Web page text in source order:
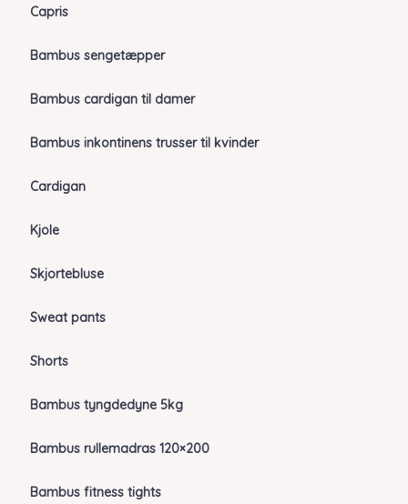
Capris
Bambus sengetæpper
Bambus cardigan til damer
Bambus inkontinens trusser til kvinder
Cardigan
Kjole
Skjortebluse
Sweat pants
Shorts
Bambus tyngdedyne 5kg
Bambus rullemadras 120×200
Bambus fitness tights